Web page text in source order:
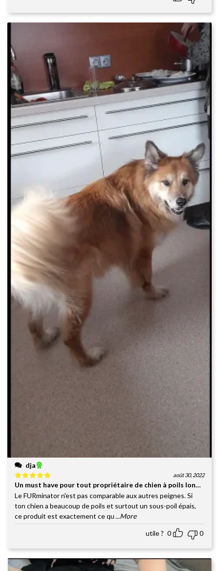
dja
Note5sur
5
août 30, 2022
Un must have pour tout propriétaire de chien à poils longs
Le FURminator n'est pas comparable aux autres peignes. Si
ton chien a beaucoup de poils et surtout un sous-poil épais,
ce produit est exactement ce qu ...More
utile ? 0 0